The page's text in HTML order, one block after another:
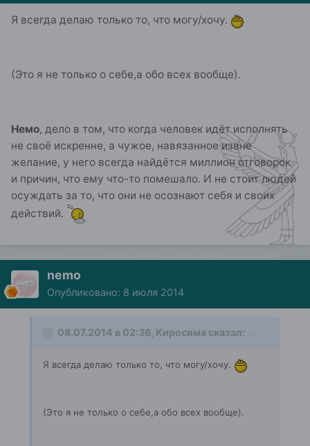
Я всегда делаю только то, что могу/хочу.
(Это я не только о себе,а обо всех вообще).
Немо, дело в том, что когда человек идёт исполнять
не своё искренне, а чужое, навязанное извне
желание, у него всегда найдётся миллион отговорок
и причин, что ему что-то помешало. И не стоит людей
осуждать за то, что они не осознают себя и своих
действий.
nemo
Опубликовано: 8 июля 2014
08.07.2014 в 02:36, Киросима сказал:
Я всегда делаю только то, что могу/хочу.
(Это я не только о себе,а обо всех вообще).